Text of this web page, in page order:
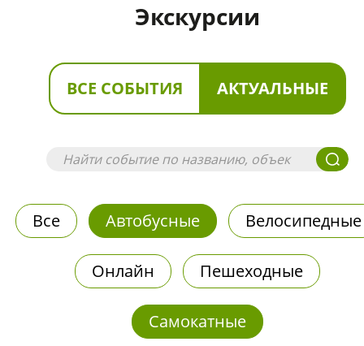
Экскурсии
ВСЕ СОБЫТИЯ АКТУАЛЬНЫЕ
Все Автобусные Велосипедные
Онлайн Пешеходные
Самокатные